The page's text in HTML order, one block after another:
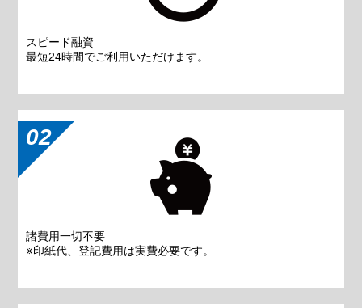
スピード融資
最短24時間でご利用いただけます。
02
諸費用一切不要
※印紙代、登記費用は実費必要です。